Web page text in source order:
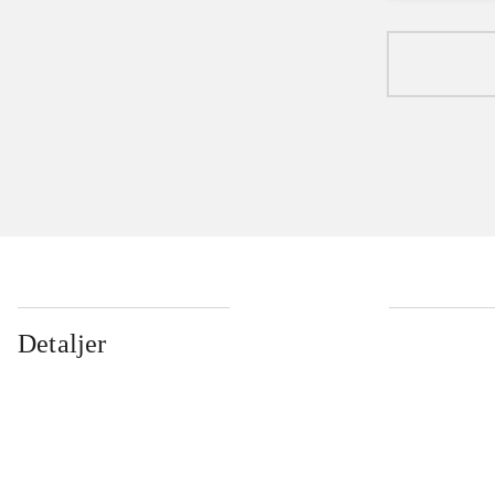
Detaljer